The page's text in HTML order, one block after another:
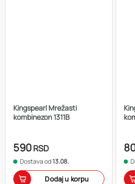
Kingspearl Mrežasti
kombinezon 1311B
590RSD
Dostava od13.08.
Dodaj u korpu